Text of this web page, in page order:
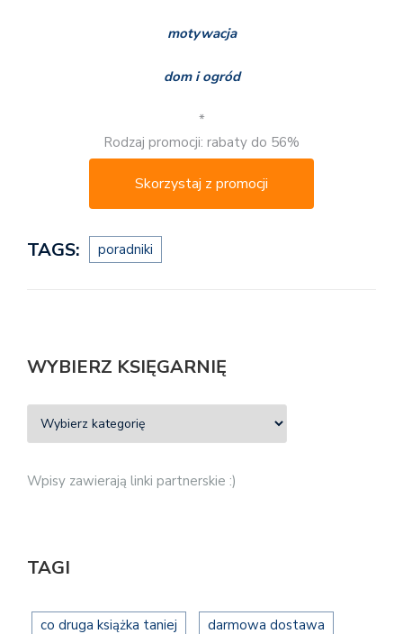
motywacja
dom i ogród
*
Rodzaj promocji: rabaty do 56%
Skorzystaj z promocji
TAGS: poradniki
WYBIERZ KSIĘGARNIĘ
Wpisy zawierają linki partnerskie :)
TAGI
co druga książka taniej darmowa dostawa